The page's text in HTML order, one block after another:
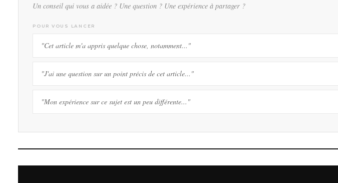
Un conseil qui vous a aidée ? Une question ? Une expérience à partager ?
POUR VOUS LANCER
"Cet article m'a appris quelque chose, notamment..."
"J'ai une question sur un point précis de cet article..."
"Mon expérience sur ce sujet est un peu différente..."